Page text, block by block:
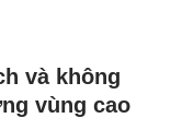
và không
vùng cao